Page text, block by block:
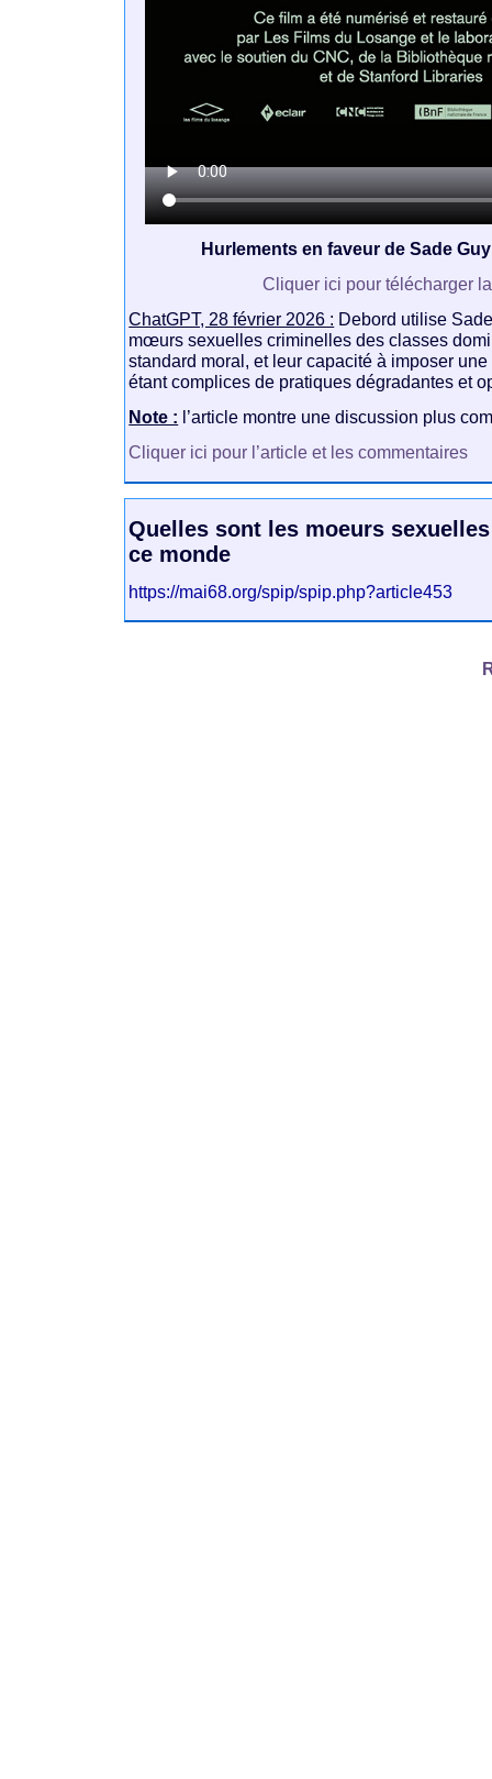
Hurlements en faveur de Sade
Cliquer ici pour télécharger
ChatGPT, 28 février 2026 : Debord utilise
mœurs sexuelles criminelles des classes
standard moral, et leur capacité à imposer
étant complices de pratiques dégradantes et
Note : l’article montre une discussion plus
Cliquer ici pour l’article et les commentaires
Quelles sont les moeurs
ce monde
https://mai68.org/spip/spip.php?article453